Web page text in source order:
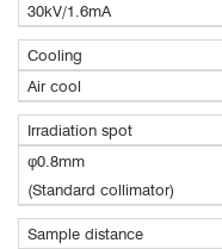
30kV/1.6mA
Cooling
Air cool
Irradiation spot
φ0.8mm
(Standard collimator)
Sample distance